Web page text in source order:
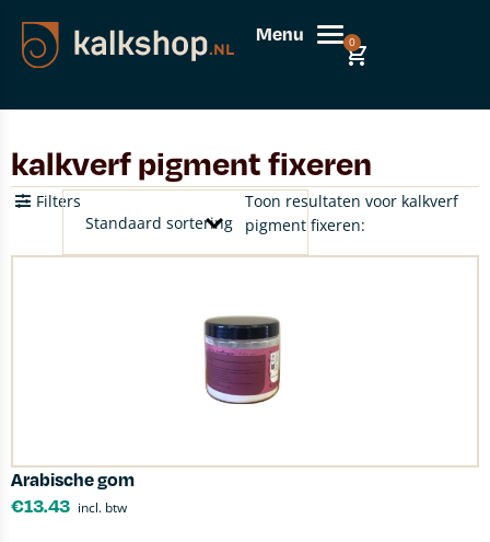
Menu 0
kalkverf pigment fixeren
Toon resultaten voor kalkverf
pigment fixeren:
Filters
Arabische gom
€13.43 incl. btw